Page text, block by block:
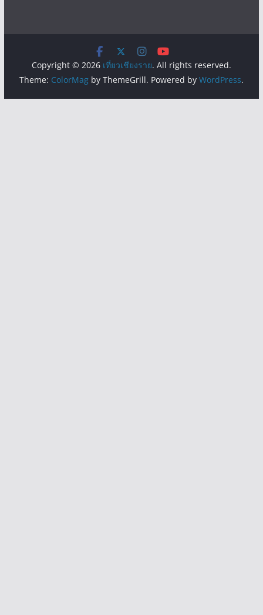
Copyright © 2026 เที่ยวเชียงราย. All rights reserved.
Theme: ColorMagby ThemeGrill. Powered by WordPress.